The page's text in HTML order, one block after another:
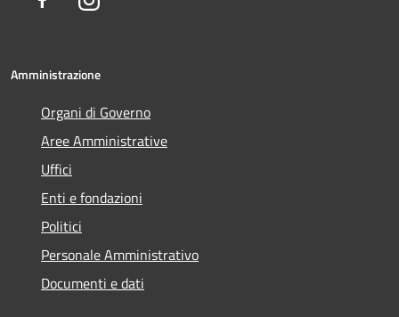
Amministrazione
Organi di Governo
Aree Amministrative
Uffici
Enti e fondazioni
Politici
Personale Amministrativo
Documenti e dati